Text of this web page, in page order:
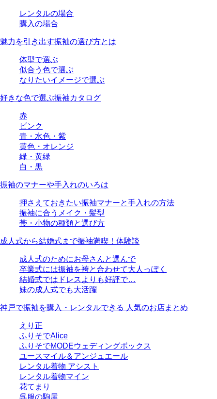
レンタルの場合
購入の場合
魅力を引き出す振袖の選び方とは
体型で選ぶ
似合う色で選ぶ
なりたいイメージで選ぶ
好きな色で選ぶ振袖カタログ
赤
ピンク
青・水色・紫
黄色・オレンジ
緑・黄緑
白・黒
振袖のマナーや手入れのいろは
押さえておきたい振袖マナーと手入れの方法
振袖に合うメイク・髪型
帯・小物の種類と選び方
成人式から結婚式まで振袖満喫！体験談
成人式のためにお母さんと選んで
卒業式には振袖を袴と合わせて大人っぽく
結婚式ではドレスよりも好評で…
妹の成人式でも大活躍
神戸で振袖を購入・レンタルできる 人気のお店まとめ
えり正
ふりそでAlice
ふりそでMODEウェディングボックス
ユースマイル＆アンジュエール
レンタル着物 アシスト
レンタル着物マイン
花てまり
呉服の駒屋